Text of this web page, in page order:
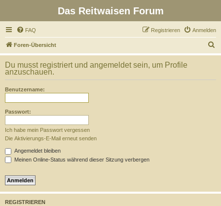
Das Reitwaisen Forum
FAQ Anmelden
Registrieren
Foren-Übersicht
u
h
Du musst registriert und angemeldet sein, um Profile
anzuschauen.
Benutzername:
Passwort:
Ich habe mein Passwort vergessen
Die Aktivierungs-E-Mail erneut senden
Angemeldet bleiben
Meinen Online-Status während dieser Sitzung verbergen
REGISTRIEREN